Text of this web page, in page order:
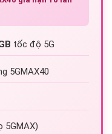
tốc độ 5G
5GMAX40
5GMAX)